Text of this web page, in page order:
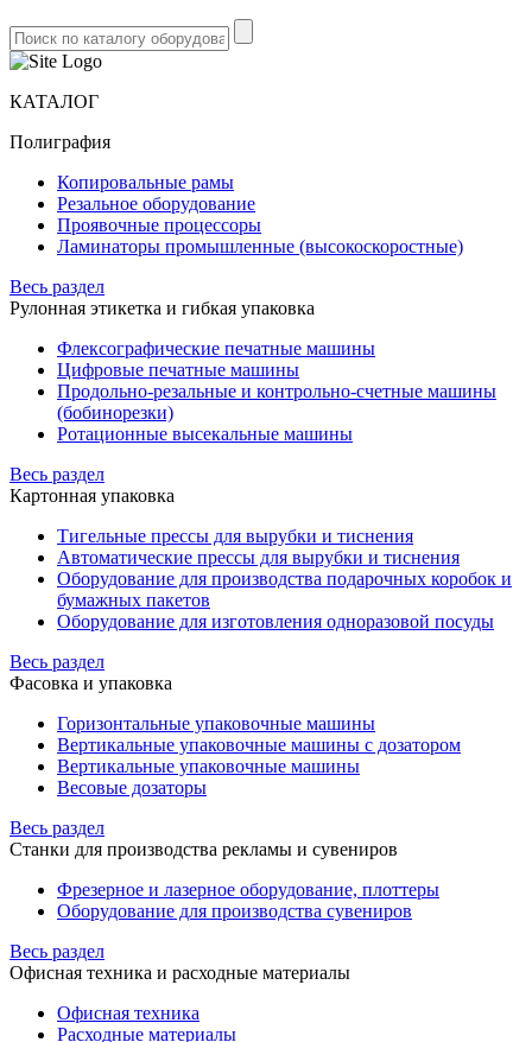
КАТАЛОГ
Полиграфия
Копировальные рамы
Резальное оборудование
Проявочные процессоры
Ламинаторы промышленные (высокоскоростные)
Весь раздел
Рулонная этикетка и гибкая упаковка
Флексографические печатные машины
Цифровые печатные машины
Продольно-резальные и контрольно-счетные машины
(бобинорезки)
Ротационные высекальные машины
Весь раздел
Картонная упаковка
Тигельные прессы для вырубки и тиснения
Автоматические прессы для вырубки и тиснения
Оборудование для производства подарочных коробок и
бумажных пакетов
Оборудование для изготовления одноразовой посуды
Весь раздел
Фасовка и упаковка
Горизонтальные упаковочные машины
Вертикальные упаковочные машины с дозатором
Вертикальные упаковочные машины
Весовые дозаторы
Весь раздел
Станки для производства рекламы и сувениров
Фрезерное и лазерное оборудование, плоттеры
Оборудование для производства сувениров
Весь раздел
Офисная техника и расходные материалы
Офисная техника
Расходные материалы